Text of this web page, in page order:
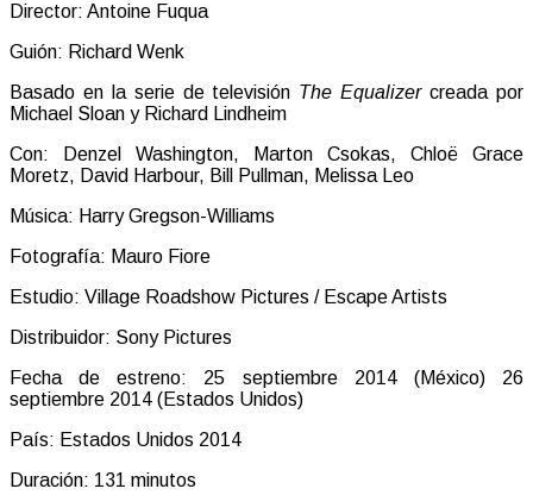
Director: Antoine Fuqua
Guión: Richard Wenk
Basado en la serie de televisión The Equalizercreada por
Michael Sloan y Richard Lindheim
Con: Denzel Washington, Marton Csokas, Chloë Grace
Moretz, David Harbour, Bill Pullman, Melissa Leo
Música: Harry Gregson-Williams
Fotografía: Mauro Fiore
Estudio: Village Roadshow Pictures / Escape Artists
Distribuidor: Sony Pictures
Fecha de estreno: 25 septiembre 2014 (México) 26
septiembre 2014 (Estados Unidos)
País: Estados Unidos 2014
Duración: 131 minutos